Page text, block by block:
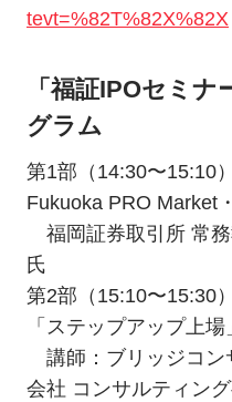
tevt=%82T%82X%82X
「福証IPOセミナ
グラム
第1部（14:30〜15:10
Fukuoka PRO Market
福岡証券取引所 常
氏
第2部（15:10〜15:30
「ステップアップ上
講師：ブリッジコン
会社 コンサルティン